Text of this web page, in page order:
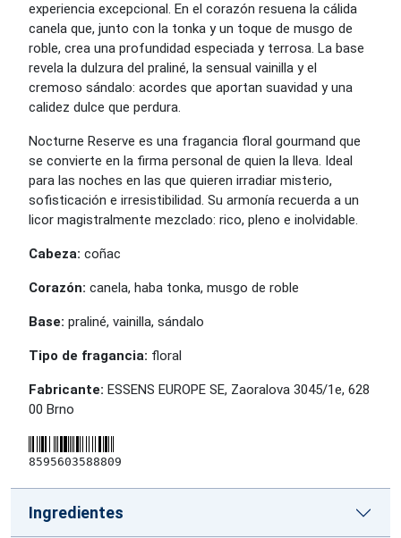
experiencia excepcional. En el corazón resuena la cálida
canela que, junto con la tonka y un toque de musgo de
roble, crea una profundidad especiada y terrosa. La base
revela la dulzura del praliné, la sensual vainilla y el
cremoso sándalo: acordes que aportan suavidad y una
calidez dulce que perdura.
Nocturne Reserve es una fragancia floral gourmand que
se convierte en la firma personal de quien la lleva. Ideal
para las noches en las que quieren irradiar misterio,
sofisticación e irresistibilidad. Su armonía recuerda a un
licor magistralmente mezclado: rico, pleno e inolvidable.
Cabeza: coñac
Corazón: canela, haba tonka, musgo de roble
Base: praliné, vainilla, sándalo
Tipo de fragancia: floral
Fabricante: ESSENS EUROPE SE, Zaoralova 3045/1e, 628
00 Brno
8595603588809
Ingredientes